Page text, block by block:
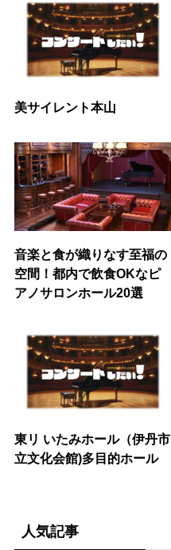
美サイレント本山
音楽と食が織りなす至福の
空間！都内で飲食OKなピ
アノサロンホール20選
東リ いたみホール（伊丹市
立文化会館)多目的ホール
人気記事